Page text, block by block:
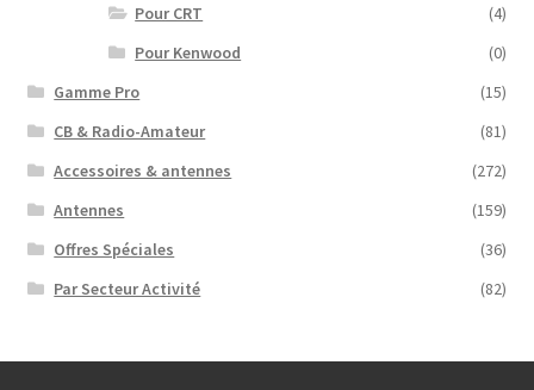
Pour CRT
(4)
Pour Kenwood
(0)
Gamme Pro
(15)
CB & Radio-Amateur
(81)
Accessoires & antennes
(272)
Antennes
(159)
Offres Spéciales
(36)
Par Secteur Activité
(82)